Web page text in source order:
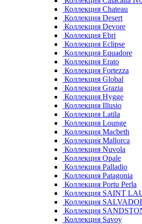
Коллекция Chateau
Коллекция Desert
Коллекция Devore
Коллекция Ebri
Коллекция Eclipse
Коллекция Equadore
Коллекция Erato
Коллекция Fortezza
Коллекция Global
Коллекция Grazia
Коллекция Hygge
Коллекция Illusio
Коллекция Latila
Коллекция Lounge
Коллекция Macbeth
Коллекция Mallorca
Коллекция Nuvola
Коллекция Opale
Коллекция Palladio
Коллекция Patagonia
Коллекция Portu Perla
Коллекция SAINT
Коллекция
Коллекция
Коллекция Savoy